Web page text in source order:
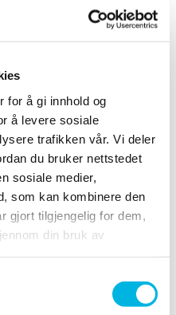
for å gi innhold og
å levere sosiale
trafikken vår. Vi deler
du bruker nettstedet
sosiale medier,
som kan kombinere den
gjort tilgjengelig for dem,
din bruk av
gruppetimer - med
alt dette og mer! Ingen
Les mer